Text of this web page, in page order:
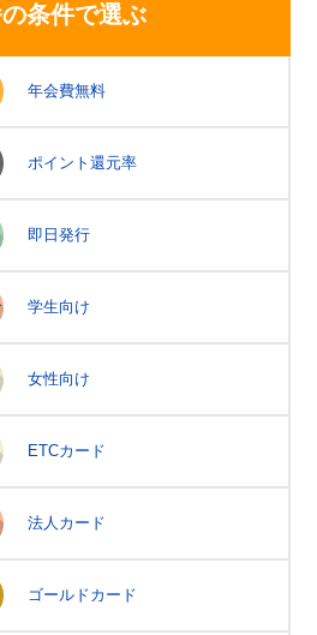
条件で選ぶ
年会費無料
ポイント還元率
即日発行
学生向け
女性向け
ETCカード
法人カード
ゴールドカード